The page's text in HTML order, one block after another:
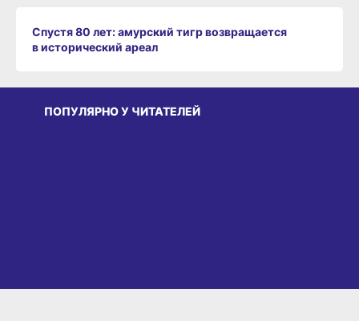
Спустя 80 лет: амурский тигр возвращается
в исторический ареал
ПОПУЛЯРНО У ЧИТАТЕЛЕЙ